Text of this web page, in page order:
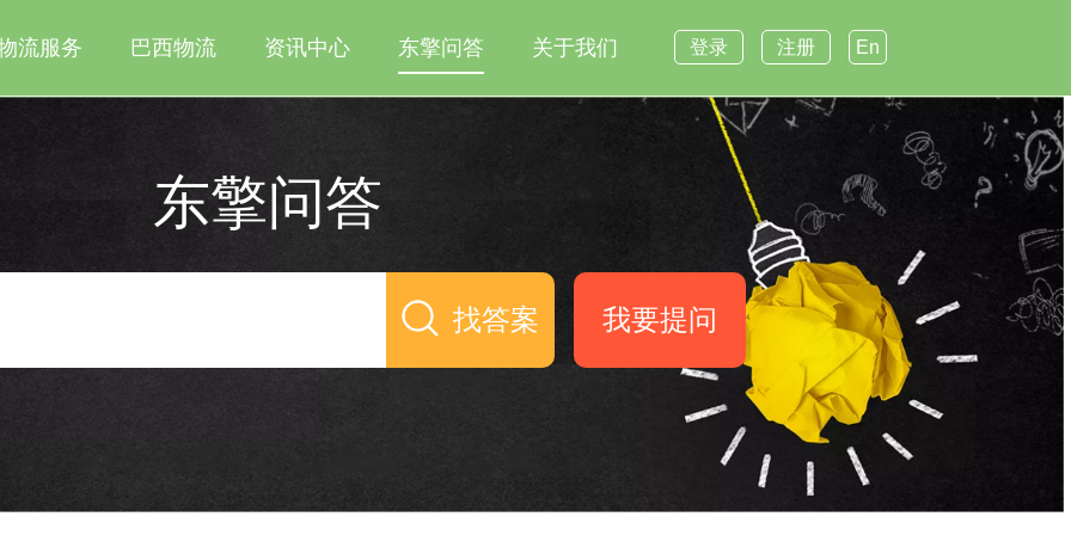
流服务 巴西物流 资讯中心 东擎问答 关于我们 登录 注册 En
东擎问答
找答案 我要提问